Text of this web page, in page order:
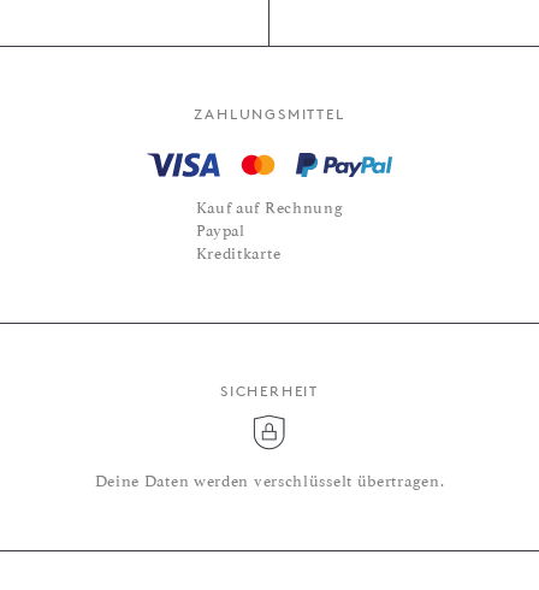
ZAHLUNGSMITTEL
Kauf auf Rechnung
Paypal
Kreditkarte
SICHERHEIT
Deine Daten werden verschlüsselt übertragen.